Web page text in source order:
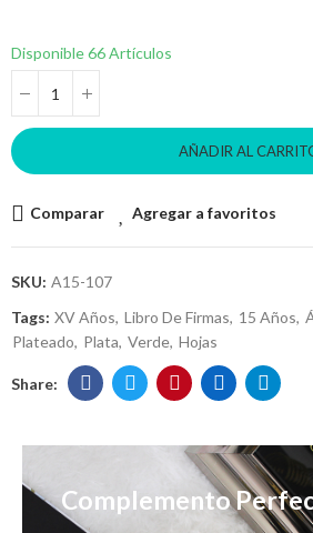
Disponible66 Artículos
AÑADIR AL
Comparar Agregar a favoritos
SKU: A15-107
Tags: XV Años Libro De Firmas 15 Años
Plateado Plata Verde Hojas
Complemento